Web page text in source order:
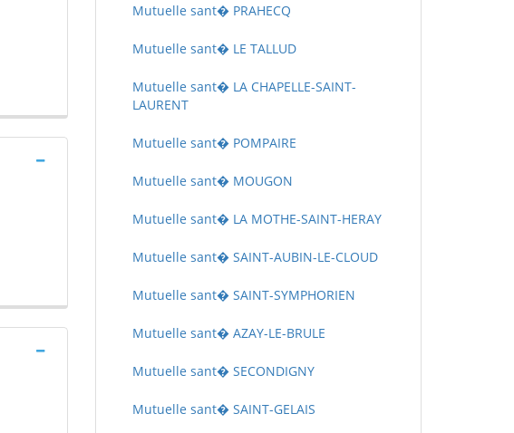
Mutuelle sant� PRAHECQ
Mutuelle sant� LE TALLUD
Mutuelle sant� LA CHAPELLE-SAINT-
LAURENT
Mutuelle sant� POMPAIRE
Mutuelle sant� MOUGON
Mutuelle sant� LA MOTHE-SAINT-HERAY
Mutuelle sant� SAINT-AUBIN-LE-CLOUD
Mutuelle sant� SAINT-SYMPHORIEN
Mutuelle sant� AZAY-LE-BRULE
Mutuelle sant� SECONDIGNY
Mutuelle sant� SAINT-GELAIS